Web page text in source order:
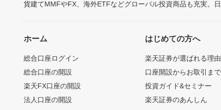
貨建てMMFやFX、海外ETFなどグローバル投資商品も充実。
ホーム
総合口座ログイン
総合口座の開設
楽天FX口座の開設
法人口座の開設
はじめての方へ
楽天証券が選ばれる理由
口座開設からお取引ま
投資ガイド&セミナー
楽天証券のあんしん